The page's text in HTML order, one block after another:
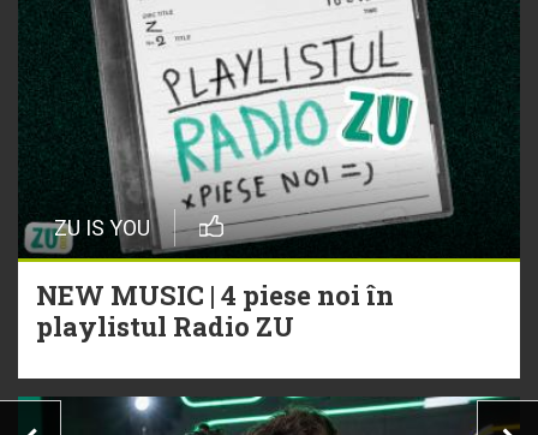
ZU IS YOU
NEW MUSIC | 4 piese noi în
playlistul Radio ZU